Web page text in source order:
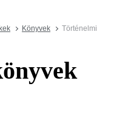
Könyvek
Történelmi